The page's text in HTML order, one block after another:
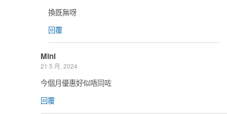
換既無呀
回覆
Mini
21 5 月, 2024
今個月優惠好似唔同咗
回覆